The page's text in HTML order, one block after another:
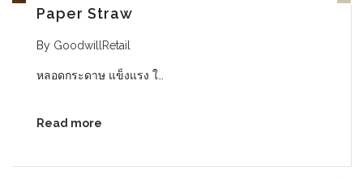
Paper Straw
By GoodwillRetail
หลอดกระดาษ แข็งแรง ใ…
Read more